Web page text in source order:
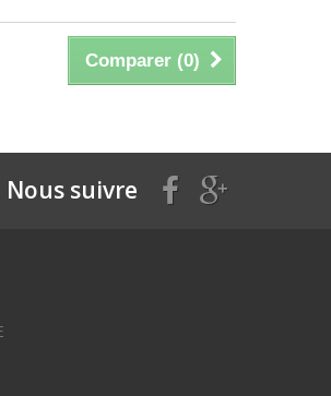
Comparer (0)
Nous suivre